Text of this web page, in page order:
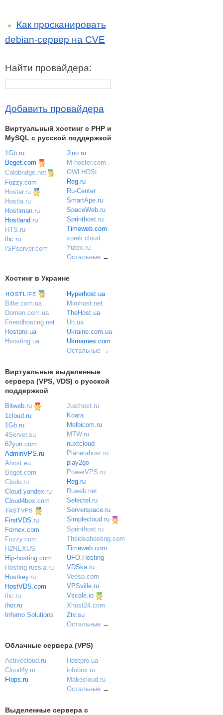
★
Как просканировать
debian-сервер на CVE
Найти провайдера:
Добавить провайдера
Виртуальный хостинг c PHP и
MySQL с русской поддержкой
1Gb.ru
Beget.com
Colobridge.net
Fozzy.com
Hoster.ru
Hostia.ru
Hostiman.ru
Hostland.ru
HTS.ru
ihc.ru
ISPserver.com
Jino.ru
M-hoster.com
OWLHOSt
Reg.ru
Ru-Center
SmartApe.ru
SpaceWeb.ru
Sprinthost.ru
Timeweb.com
xorek.cloud
Yutex.ru
Остальные→
Хостинг в Украине
HOSTLIFE
Bitte.com.ua
Domen.com.ua
Friendhosting.net
Hostpro.ua
Hvosting.ua
Hyperhost.ua
Mirohost.net
TheHost.ua
Uh.ua
Ukraine.com.ua
Ukrnames.com
Остальные→
Виртуальные выделенные
сервера (VPS, VDS) с русской
поддержкой
Bitweb.ru
1cloud.ru
1Gb.ru
4Server.su
62yun.com
AdminVPS.ru
Ahost.eu
Beget.com
Clodo.ru
Cloud.yandex.ru
Cloud4box.com
FASTVPS
FirstVDS.ru
Fornex.com
Fozzy.com
H2NEXUS
Hip-hosting.com
Hosting-russia.ru
Hostkey.ru
HostVDS.com
ihc.ru
ihor.ru
Inferno Solutions
Justhost.ru
Koara
Melbicom.ru
MTW.ru
nuxtcloud
Planetahost.ru
play2go
PowerVPS.ru
Reg.ru
Ruweb.net
Selectel.ru
Serverspace.ru
Simplecloud.ru
Sprinthost.ru
Theideahosting.com
Timeweb.com
UFO.Hosting
VDSka.ru
Veesp.com
VPSville.ru
Vscale.io
Xhost24.com
Ztv.su
Остальные→
Облачные сервера (VPS)
Activecloud.ru
Cloud4y.ru
Flops.ru
Hostpro.ua
infobox.ru
Makecloud.ru
Остальные→
Выделенные сервера с